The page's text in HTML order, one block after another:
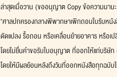
ล่าสุดเมื่อวาน (ขออนุญาต Copy ข้อความมาน
"ศาลปกครองกลางพิพากษาเพิกถอนใบรับหนัง
ดัดแปลง รื้อถอน หรือเคลื่อนย้ายอาคาร หรือเป
โดยไม่ยื่นคำขอรับใบอนุญาต ที่ออกให้แก่บริษัท
โดยให้มีผลย้อนหลังถึงวันที่ออกหนังสือทุกฉบับ